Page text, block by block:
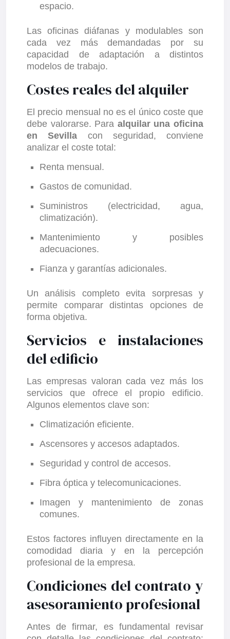
espacio.
Las oficinas diáfanas y modulables son
cada vez más demandadas por su
capacidad de adaptación a distintos
modelos de trabajo.
Costes reales del alquiler
El precio mensual no es el único coste que
debe valorarse. Para alquilar una oficina
en Sevilla con seguridad, conviene
analizar el coste total:
Renta mensual.
Gastos de comunidad.
Suministros (electricidad, agua,
climatización).
Mantenimiento y posibles
adecuaciones.
Fianza y garantías adicionales.
Un análisis completo evita sorpresas y
permite comparar distintas opciones de
forma objetiva.
Servicios e instalaciones
del edificio
Las empresas valoran cada vez más los
servicios que ofrece el propio edificio.
Algunos elementos clave son:
Climatización eficiente.
Ascensores y accesos adaptados.
Seguridad y control de accesos.
Fibra óptica y telecomunicaciones.
Imagen y mantenimiento de zonas
comunes.
Estos factores influyen directamente en la
comodidad diaria y en la percepción
profesional de la empresa.
Condiciones del contrato y
asesoramiento profesional
Antes de firmar, es fundamental revisar